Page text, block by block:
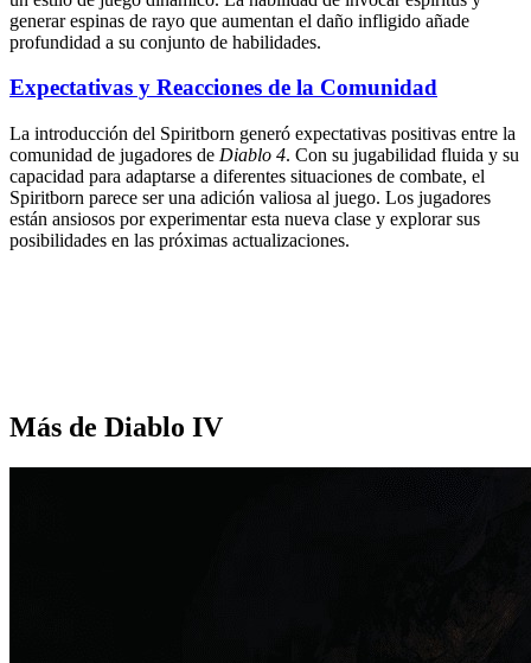
generar espinas de rayo que aumentan el daño infligido añade
profundidad a su conjunto de habilidades.
Expectativas y Reacciones de la Comunidad
La introducción del Spiritborn generó expectativas positivas entre la
comunidad de jugadores de Diablo 4. Con su jugabilidad fluida y su
capacidad para adaptarse a diferentes situaciones de combate, el
Spiritborn parece ser una adición valiosa al juego. Los jugadores
están ansiosos por experimentar esta nueva clase y explorar sus
posibilidades en las próximas actualizaciones.
Más de Diablo IV